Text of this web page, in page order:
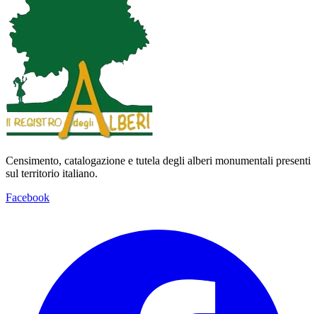
Censimento, catalogazione e tutela degli alberi monumentali presenti
sul territorio italiano.
Facebook